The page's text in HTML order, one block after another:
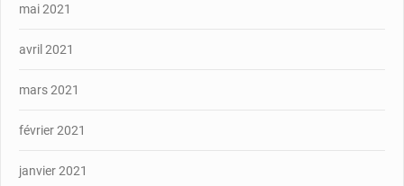
mai 2021
avril 2021
mars 2021
février 2021
janvier 2021